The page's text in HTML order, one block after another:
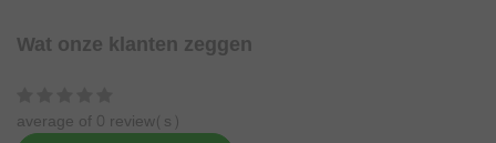
Wat onze klanten zeggen
average of 0 review(s)